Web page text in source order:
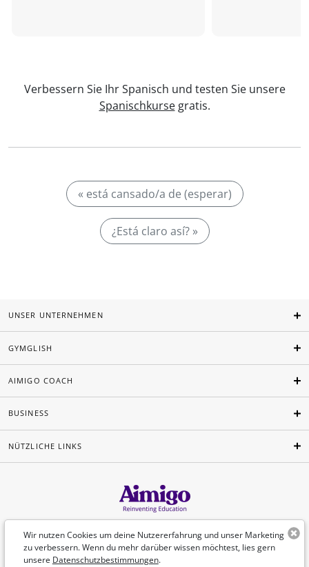
Verbessern Sie Ihr Spanisch und testen Sie unsere
Spanischkursegratis.
« está cansado/a de (esperar)
¿Está claro así? »
Wir nutzen Cookies um deine Nutzererfahrung und unser Marketing
zu verbessern. Wenn du mehr darüber wissen möchtest, lies gern
unsere Datenschutzbestimmungen.
UNSER UNTERNEHMEN
GYMGLISH
AIMIGO COACH
BUSINESS
NÜTZLICHE LINKS
Deutsch
©Aimigo 2026